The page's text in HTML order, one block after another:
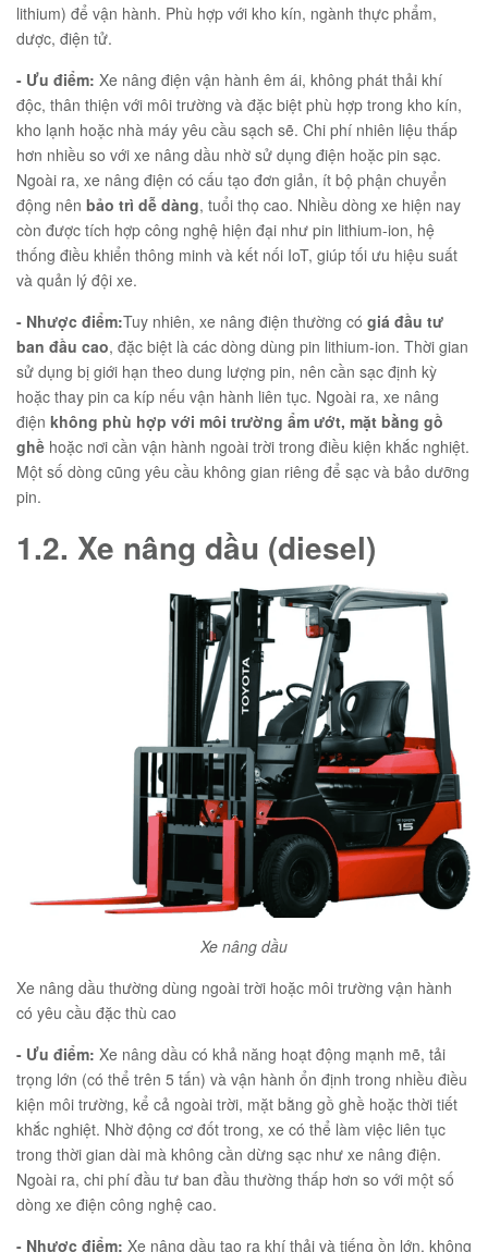
lithium) để vận hành. Phù hợp với kho kín, ngành thực phẩm,
dược, điện tử.
- Ưu điểm: Xe nâng điện vận hành êm ái, không phát thải khí
độc, thân thiện với môi trường và đặc biệt phù hợp trong kho kín,
kho lạnh hoặc nhà máy yêu cầu sạch sẽ. Chi phí nhiên liệu thấp
hơn nhiều so với xe nâng dầu nhờ sử dụng điện hoặc pin sạc.
Ngoài ra, xe nâng điện có cấu tạo đơn giản, ít bộ phận chuyển
động nên bảo trì dễ dàng, tuổi thọ cao. Nhiều dòng xe hiện nay
còn được tích hợp công nghệ hiện đại như pin lithium-ion, hệ
thống điều khiển thông minh và kết nối IoT, giúp tối ưu hiệu suất
và quản lý đội xe.
- Nhược điểm:Tuy nhiên, xe nâng điện thường có giá đầu tư
ban đầu cao, đặc biệt là các dòng dùng pin lithium-ion. Thời gian
sử dụng bị giới hạn theo dung lượng pin, nên cần sạc định kỳ
hoặc thay pin ca kíp nếu vận hành liên tục. Ngoài ra, xe nâng
điện không phù hợp với môi trường ẩm ướt, mặt bằng gồ
ghề hoặc nơi cần vận hành ngoài trời trong điều kiện khắc nghiệt.
Một số dòng cũng yêu cầu không gian riêng để sạc và bảo dưỡng
pin.
1.2. Xe nâng dầu (diesel)
Xe nâng dầu
Xe nâng dầu thường dùng ngoài trời hoặc môi trường vận hành
có yêu cầu đặc thù cao
- Ưu điểm: Xe nâng dầu có khả năng hoạt động mạnh mẽ, tải
trọng lớn (có thể trên 5 tấn) và vận hành ổn định trong nhiều điều
kiện môi trường, kể cả ngoài trời, mặt bằng gồ ghề hoặc thời tiết
khắc nghiệt. Nhờ động cơ đốt trong, xe có thể làm việc liên tục
trong thời gian dài mà không cần dừng sạc như xe nâng điện.
Ngoài ra, chi phí đầu tư ban đầu thường thấp hơn so với một số
dòng xe điện công nghệ cao.
- Nhược điểm: Xe nâng dầu tạo ra khí thải và tiếng ồn lớn, không